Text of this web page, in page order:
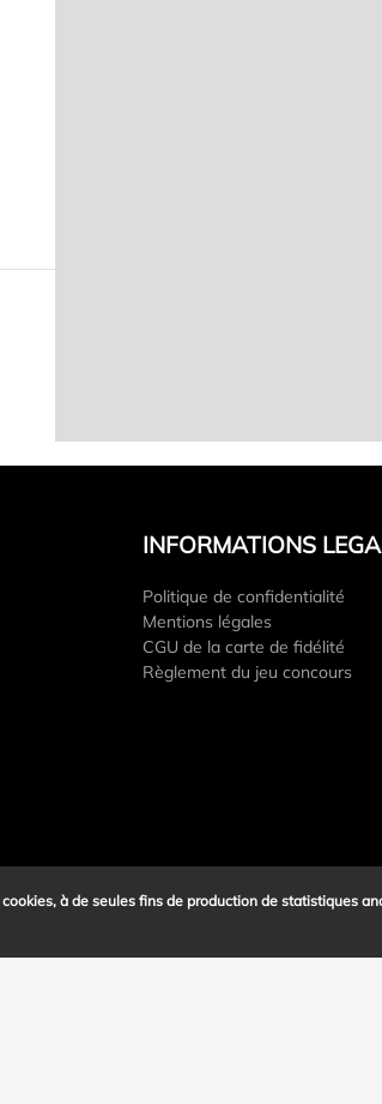
INFORMATIONS
Politique de confidentialité
Mentions légales
CGU de la carte de fidélité
Règlement du jeu concours
à de seules fins de production de statistiques